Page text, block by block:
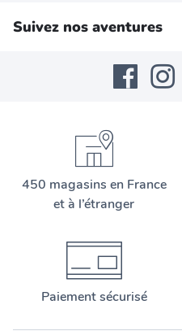
Suivez nos aventures
450 magasins en France
et à l’étranger
Paiement sécurisé